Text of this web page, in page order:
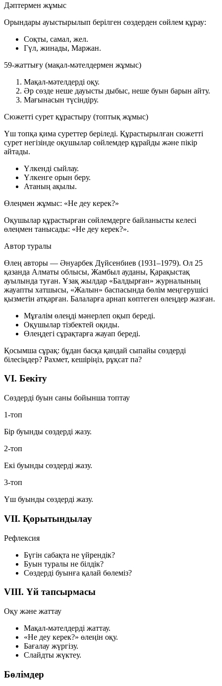
Дәптермен жұмыс
Орындары ауыстырылып берілген сөздерден сөйлем құрау:
Соқты, самал, жел.
Гүл, жинады, Маржан.
59-жаттығу (мақал-мәтелдермен жұмыс)
Мақал-мәтелдерді оқу.
Әр сөзде неше дауысты дыбыс, неше буын барын айту.
Мағынасын түсіндіру.
Сюжетті сурет құрастыру (топтық жұмыс)
Үш топқа қима суреттер беріледі. Құрастырылған сюжетті
сурет негізінде оқушылар сөйлемдер құрайды және пікір
айтады.
Үлкенді сыйлау.
Үлкенге орын беру.
Атаның ақылы.
Өлеңмен жұмыс: «Не деу керек?»
Оқушылар құрастырған сөйлемдерге байланысты келесі
өлеңмен танысады: «Не деу керек?».
Автор туралы
Өлең авторы — Әнуарбек Дүйсенбиев (1931–1979). Ол 25
қазанда Алматы облысы, Жамбыл ауданы, Қарақыстақ
ауылында туған. Ұзақ жылдар «Балдырған» журналының
жауапты хатшысы, «Жалын» баспасында бөлім меңгерушісі
қызметін атқарған. Балаларға арнап көптеген өлеңдер жазған.
Мұғалім өлеңді мәнерлеп оқып береді.
Оқушылар тізбектей оқиды.
Өлеңдегі сұрақтарға жауап береді.
Қосымша сұрақ: бұдан басқа қандай сыпайы сөздерді
білесіңдер? Рахмет, кешіріңіз, рұқсат па?
VI. Бекіту
Сөздерді буын саны бойынша топтау
1-топ
Бір буынды сөздерді жазу.
2-топ
Екі буынды сөздерді жазу.
3-топ
Үш буынды сөздерді жазу.
VII. Қорытындылау
Рефлексия
Бүгін сабақта не үйрендік?
Буын туралы не білдік?
Сөздерді буынға қалай бөлеміз?
VIII. Үй тапсырмасы
Оқу және жаттау
Мақал-мәтелдерді жаттау.
«Не деу керек?» өлеңін оқу.
Бағалау жүргізу.
Слайдты жүктеу.
Бөлімдер